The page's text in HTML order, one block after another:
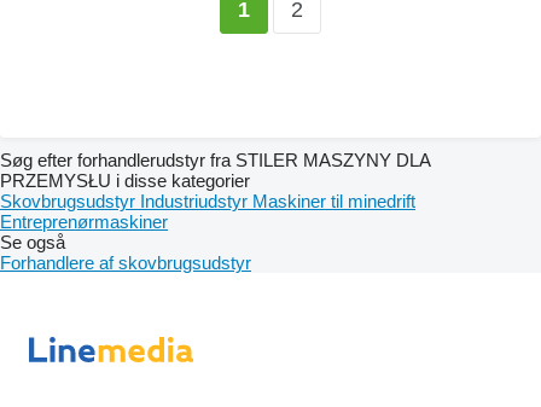
1 2
Søg efter forhandlerudstyr fra STILER MASZYNY DLA
PRZEMYSŁU i disse kategorier
Skovbrugsudstyr Industriudstyr Maskiner til minedrift
Entreprenørmaskiner
Se også
Forhandlere af skovbrugsudstyr